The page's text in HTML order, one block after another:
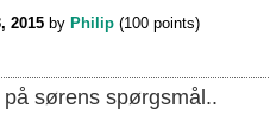
2015 by Philip (100 points)
sørens spørgsmål..